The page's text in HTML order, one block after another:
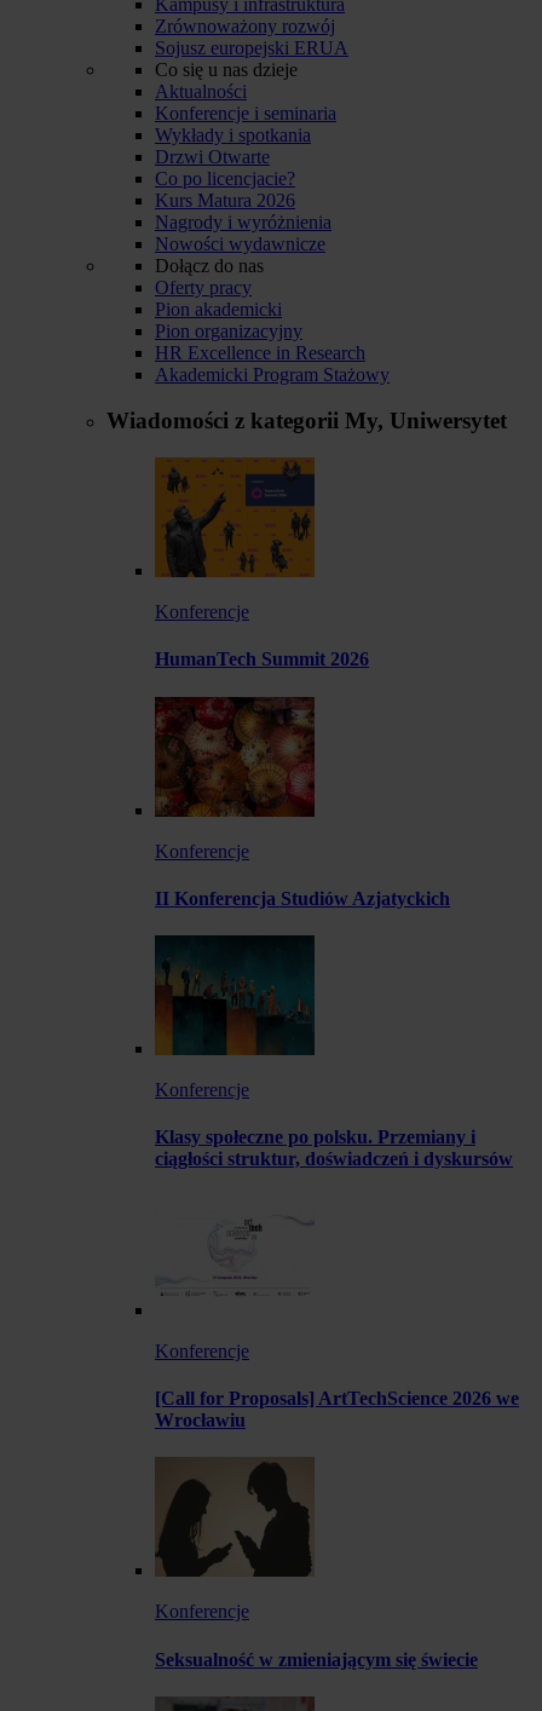
Zrównoważony rozwój
Sojusz europejski ERUA
Co się u nas dzieje
Aktualności
Konferencje i seminaria
Wykłady i spotkania
Drzwi Otwarte
Co po licencjacie?
Kurs Matura 2026
Nagrody i wyróżnienia
Nowości wydawnicze
Dołącz do nas
Oferty pracy
Pion akademicki
Pion organizacyjny
HR Excellence in Research
Akademicki Program Stażowy
Wiadomości z kategorii My, Uniwersytet
Konferencje
HumanTech Summit 2026
Konferencje
II Konferencja Studiów Azjatyckich
Konferencje
Klasy społeczne po polsku. Przemiany i
ciągłości struktur, doświadczeń i dyskursów
Konferencje
[Call for Proposals] ArtTechScience 2026 we
Wrocławiu
Konferencje
Seksualność w zmieniającym się świecie